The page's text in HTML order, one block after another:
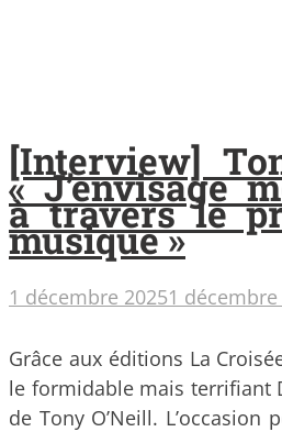
[Interview]
« J’envisage
à travers le
musique »
1 décembre 20251 décembre
Grâce aux éditions La
le formidable mais terrifiant
de Tony O’Neill. L’occasion